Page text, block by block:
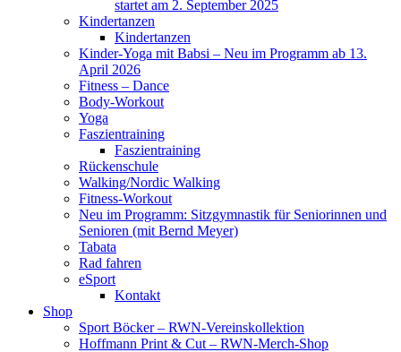
startet am 2. September 2025
Kindertanzen
Kindertanzen
Kinder-Yoga mit Babsi – Neu im Programm ab 13.
April 2026
Fitness – Dance
Body-Workout
Yoga
Faszientraining
Faszientraining
Rückenschule
Walking/Nordic Walking
Fitness-Workout
Neu im Programm: Sitzgymnastik für Seniorinnen und
Senioren (mit Bernd Meyer)
Tabata
Rad fahren
eSport
Kontakt
Shop
Sport Böcker – RWN-Vereinskollektion
Hoffmann Print & Cut – RWN-Merch-Shop